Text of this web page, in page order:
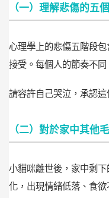
（一）理解悲傷的五
心理學上的悲傷五階段
接受。每個人的節奏不
請容許自己哭泣，承認
（二）對於家中其他
小貓咪離世後，家中剩
化，出現情緒低落、食